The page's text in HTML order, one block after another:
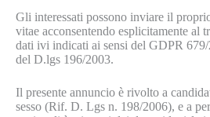
Gli interessati possono inviare il
vitae acconsentendo esplicitamente al
dati ivi indicati ai sensi del GDPR 679/
del D.lgs 196/2003.
Il presente annuncio è rivolto a
sesso (Rif. D. Lgs n. 198/2006), e a